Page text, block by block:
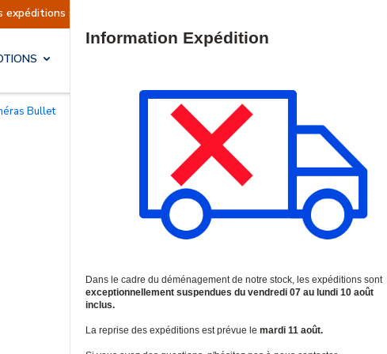
sont actuellement suspendues Reprise prévue le
Bullet